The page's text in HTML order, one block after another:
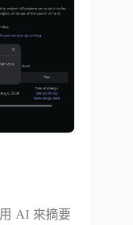
AI 來摘要